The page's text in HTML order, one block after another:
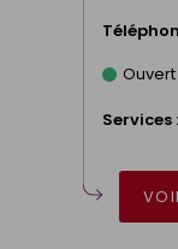
Ouvert
Services :